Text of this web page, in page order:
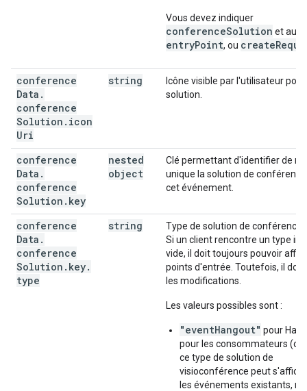
Vous devez indiquer
conferenceSolution et au
entryPoint, ou
conference
Data .
conference
Solution . icon
Uri
string
Icône visible par l'utilisateur
solution.
conference
Data .
conference
Solution . key
nested
object
Clé permettant d'identifier de
unique la solution de
cet événement.
conference
Data .
conference
Solution . key.
type
string
Type de solution de conférence.
Si un client rencontre un type
vide, il doit toujours pouvoir
points d'entrée. Toutefois, il doit
les modifications.
Les valeurs possibles sont :
"eventHangout" pour
pour les consommateurs
ce type de solution de
visioconférence peut
les événements existants,